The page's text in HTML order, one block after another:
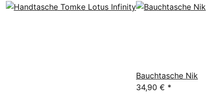
Bauchtasche Nik
34,90 € *